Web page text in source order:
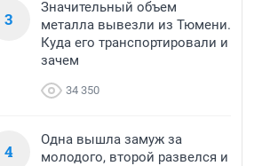
3
Значительный объем
металла вывезли из Тюмени.
Куда его транспортировали и
зачем
34 350
4
Одна вышла замуж за
молодого, второй развелся и